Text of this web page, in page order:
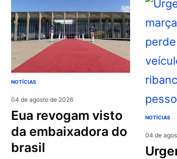
NOTÍCIAS
04 de agosto de 2026
eua revogam visto
da embaixadora do
brasil
NOTÍCIAS
04 de
urgente na serra